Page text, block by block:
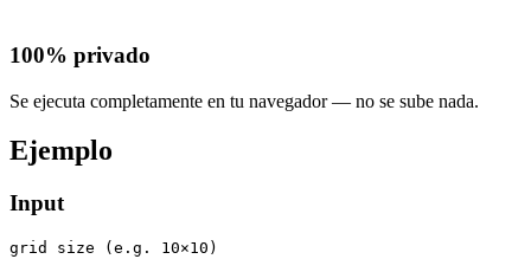
100% privado
Se ejecuta completamente en tu navegador — no se sube nada.
Ejemplo
Input
grid size (e.g. 10×10)